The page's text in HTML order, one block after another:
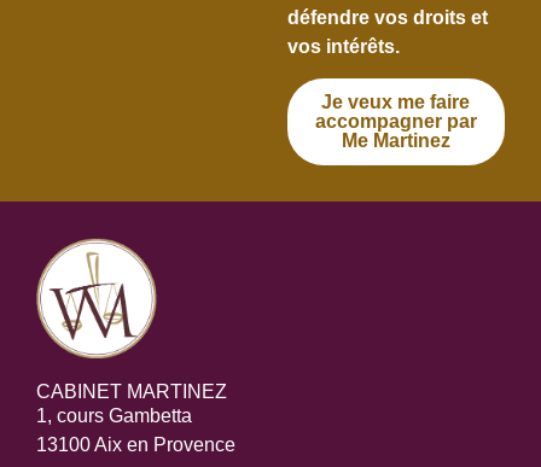
défendre vos droits et
vos intérêts.
Je veux me faire
accompagner par
Me Martinez
CABINET MARTINEZ
1, cours Gambetta
13100 Aix en Provence